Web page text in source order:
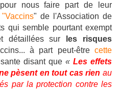
nous faire part de leur
" de l'Association de
qui semble pourtant exempt
détaillées sur
les risques
à part peut-êtrecette
disant que « Les effets
pèsent en tout cas rien au
par la protection contre les